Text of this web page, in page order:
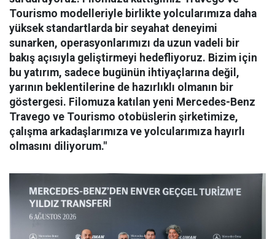
Tourismo modelleriyle birlikte yolcularımıza daha
yüksek standartlarda bir seyahat deneyimi
sunarken, operasyonlarımızı da uzun vadeli bir
bakış açısıyla geliştirmeyi hedefliyoruz. Bizim için
bu yatırım, sadece bugünün ihtiyaçlarına değil,
yarının beklentilerine de hazırlıklı olmanın bir
göstergesi. Filomuza katılan yeni Mercedes-Benz
Travego ve Tourismo otobüslerin şirketimize,
çalışma arkadaşlarımıza ve yolcularımıza hayırlı
olmasını diliyorum."